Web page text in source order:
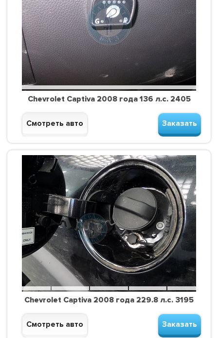
Chevrolet Captiva 2008 года 136 л.с. 2405
Смотреть авто Заказать
Chevrolet Captiva 2008 года 229.8 л.с. 3195
Смотреть авто Заказать